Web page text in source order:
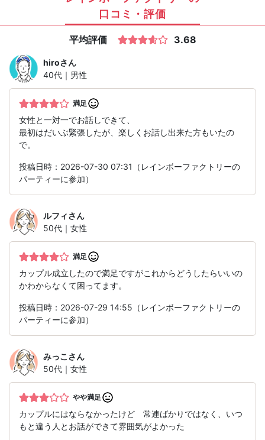
口コミ・評価
平均評価 3.68
hiroさん
40代｜男性
満足
女性と一対一でお話しできて、
最初はだいぶ緊張したが、楽しくお話し出来た方もいたの
で。
投稿日時：2026-07-30 07:31（レインボーファクトリーの
パーティーに参加）
ルフィさん
50代｜女性
満足
カップル成立したので満足ですがこれからどうしたらいいの
かわからなくて困ってます。
投稿日時：2026-07-29 14:55（レインボーファクトリーの
パーティーに参加）
みっこ さん
50代｜女性
やや満足
カップルにはならなかったけど 常連ばかりではなく、いつ
もと違う人とお話ができて雰囲気がよかった